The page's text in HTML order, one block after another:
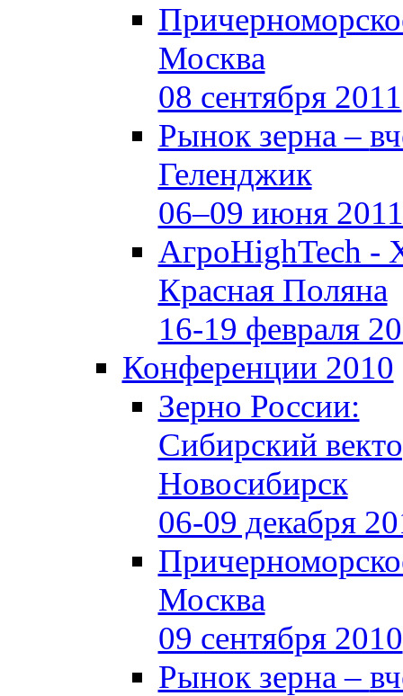
Москва
08 сентября 2011
Рынок зерна –
Геленджик
06–09 июня 2011
АгроHighTech -
Красная Поляна
16-19 февраля
Конференции 2010
Зерно России:
Сибирский
Новосибирск
06-09 декабря
Москва
09 сентября 2010
Рынок зерна –